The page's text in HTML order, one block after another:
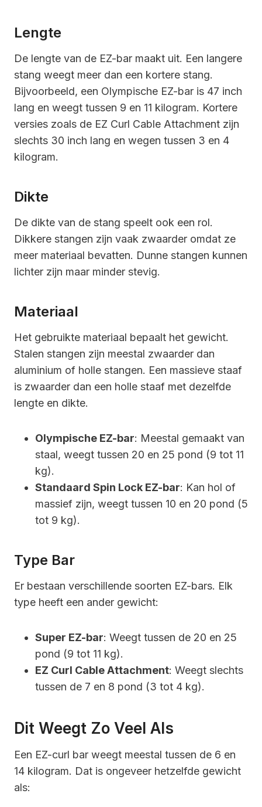
Lengte
De lengte van de EZ-bar maakt uit. Een langere
stang weegt meer dan een kortere stang.
Bijvoorbeeld, een Olympische EZ-bar is 47 inch
lang en weegt tussen 9 en 11 kilogram. Kortere
versies zoals de EZ Curl Cable Attachment zijn
slechts 30 inch lang en wegen tussen 3 en 4
kilogram.
Dikte
De dikte van de stang speelt ook een rol.
Dikkere stangen zijn vaak zwaarder omdat ze
meer materiaal bevatten. Dunne stangen kunnen
lichter zijn maar minder stevig.
Materiaal
Het gebruikte materiaal bepaalt het gewicht.
Stalen stangen zijn meestal zwaarder dan
aluminium of holle stangen. Een massieve staaf
is zwaarder dan een holle staaf met dezelfde
lengte en dikte.
Olympische EZ-bar: Meestal gemaakt van
staal, weegt tussen 20 en 25 pond (9 tot 11
kg).
Standaard Spin Lock EZ-bar: Kan hol of
massief zijn, weegt tussen 10 en 20 pond (5
tot 9 kg).
Type Bar
Er bestaan verschillende soorten EZ-bars. Elk
type heeft een ander gewicht:
Super EZ-bar: Weegt tussen de 20 en 25
pond (9 tot 11 kg).
EZ Curl Cable Attachment: Weegt slechts
tussen de 7 en 8 pond (3 tot 4 kg).
Dit Weegt Zo Veel Als
Een EZ-curl bar weegt meestal tussen de 6 en
14 kilogram. Dat is ongeveer hetzelfde gewicht
als: